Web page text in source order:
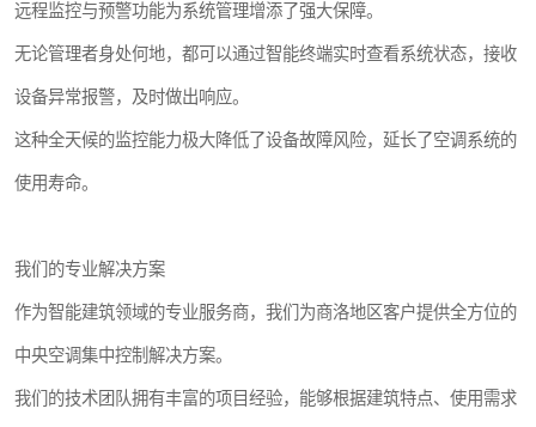
远程监控与预警功能为系统管理增添了强大保障。
无论管理者身处何地，都可以通过智能终端实时查看系统状态，接收
设备异常报警，及时做出响应。
这种全天候的监控能力极大降低了设备故障风险，延长了空调系统的
使用寿命。
我们的专业解决方案
作为智能建筑领域的专业服务商，我们为商洛地区客户提供全方位的
中央空调集中控制解决方案。
我们的技术团队拥有丰富的项目经验，能够根据建筑特点、使用需求